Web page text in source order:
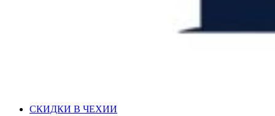
СКИДКИ В ЧЕХИИ